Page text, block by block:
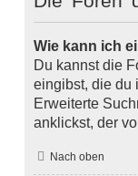
Wie kann ich
Du kannst die
eingibst, die du
Erweiterte
anklickst, der
Nach oben